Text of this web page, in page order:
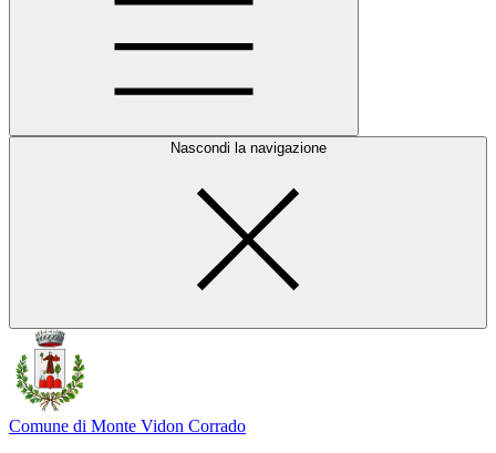
Nascondi la navigazione
Comune di Monte Vidon Corrado